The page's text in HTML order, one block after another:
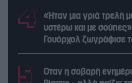
«Ήταν μια γριά τρελή
υστέρω και με
Γουόρχολ ζωγράφισε
Όταν η σοβαρή